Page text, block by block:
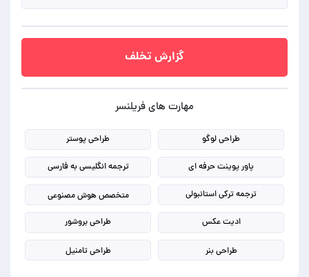
گزارش تخلف
مهارت های فریلنسر
طراحی لوگو طراحی پوستر
پاور پوینت حرفه ای ترجمه انگلیسی به فارسی
ترجمه ترکی استانبولی متخصص هوش مصنوعی
ادیت عکس طراحی بروشور
طراحی بنر طراحی تامنیل